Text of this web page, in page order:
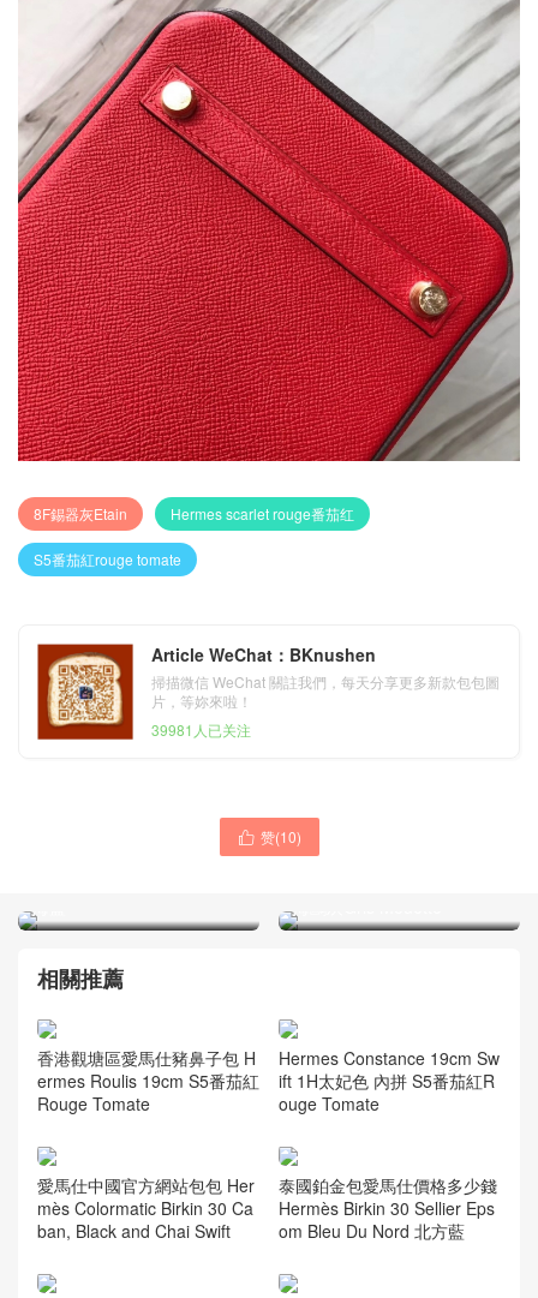
8F錫器灰Etain Hermes scarlet rouge番茄红
S5番茄紅rouge tomate
Article WeChat：BKnushen
掃描微信 WeChat 關註我們，每天分享更多新款包包圖
片，等妳來啦！
39981人已关注
 赞(10)
Hermes Birkin 30 Epsom
相關推薦
香港觀塘區愛馬仕豬鼻子包 H
ermes Roulis 19cm S5番茄紅
Rouge Tomate
Hermes Constance 19cm Sw
ift 1H太妃色 內拼 S5番茄紅R
ouge Tomate
愛馬仕中國官方網站包包 Her
mès Colormatic Birkin 30 Ca
ban, Black and Chai Swift
泰國鉑金包愛馬仕價格多少錢
Hermès Birkin 30 Sellier Eps
om Bleu Du Nord 北方藍